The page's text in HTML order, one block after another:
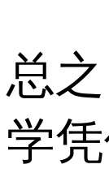
总
学